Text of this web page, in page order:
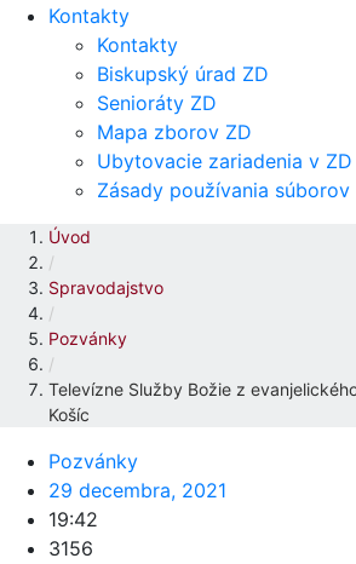
Kontakty
Kontakty
Biskupský úrad ZD
Senioráty ZD
Mapa zborov ZD
Ubytovacie zariadenia v ZD
Zásady používania súborov
Úvod
/
Spravodajstvo
/
Pozvánky
/
Televízne Služby Božie z
Košíc
Pozvánky
29 decembra, 2021
19:42
3156